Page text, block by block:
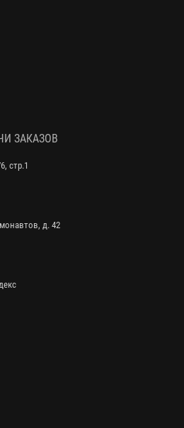
ЗАКАЗОВ
стр.1
д. 42